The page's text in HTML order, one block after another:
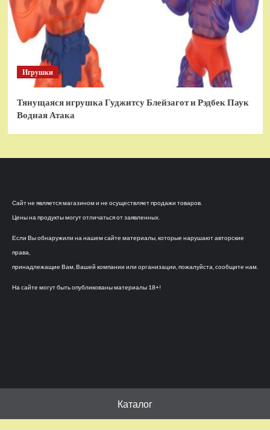
Игрушки
Тянущаяся игрушка Гуджитсу Блейзагот и Рэдбек Паук
Водная Атака
Сайт не является магазином и не осуществляет продажи товаров.
Цены на продукты могут отличаться от заявленных.
Если Вы обнаружили на нашем сайте материалы, которые нарушают авторские
права,
принадлежащие Вам, Вашей компании или организации, пожалуйста, сообщите нам.
На сайте могут быть опубликованы материалы 18+!
Каталог